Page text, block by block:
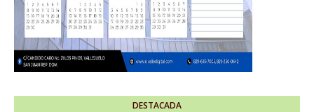
DESTACADA